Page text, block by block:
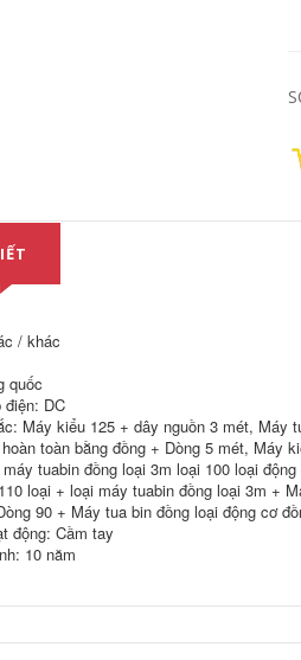
Flat -
công
bên
-khoan
8
25
ER
-
kế hoạch máy
Hộ gia đình đa
cụ điện công cụ
Xúc xịt Xóa máy
Sproke Spraner
Máy bay Máy bay
Máy bay Máy bay
Máy bay Máy bay
chế biến gỗ
Coardroom Máy
máy cưa máy cưa
/ khác
quốc
điện: DC
Máy kiểu 125 + dây nguồn 3 mét, Máy
toàn bằng đồng + Dòng 5 mét, Máy
tuabin đồng loại 3m loại 100 loại
loại + loại máy tuabin đồng loại 3m +
90 + Máy tua bin đồng loại động cơ
động: Cầm tay
10 năm